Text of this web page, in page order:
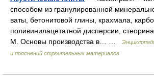
способом из гранулированной
ваты, бетонитовой глины, крахмала,
поливинилацетатной дисперсии,
М. Основы производства в… …
и пояснений строительных материалов